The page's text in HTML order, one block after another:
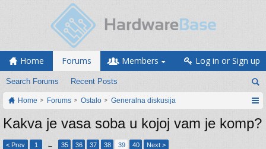
Home Forums
Search Forums Recent Posts
Members Log in or Sign up
Home Forums Ostalo Generalna diskusija
Kakva je vasa soba u kojoj vam je komp?
< Prev 1 ← 35 36 37 38 39 40 Next >